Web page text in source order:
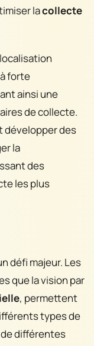
lacollecte
forte
ainsi une
de collecte.
développer des
la
des
les plus
défi majeur. Les
que la vision par
, permettent
types de
différentes